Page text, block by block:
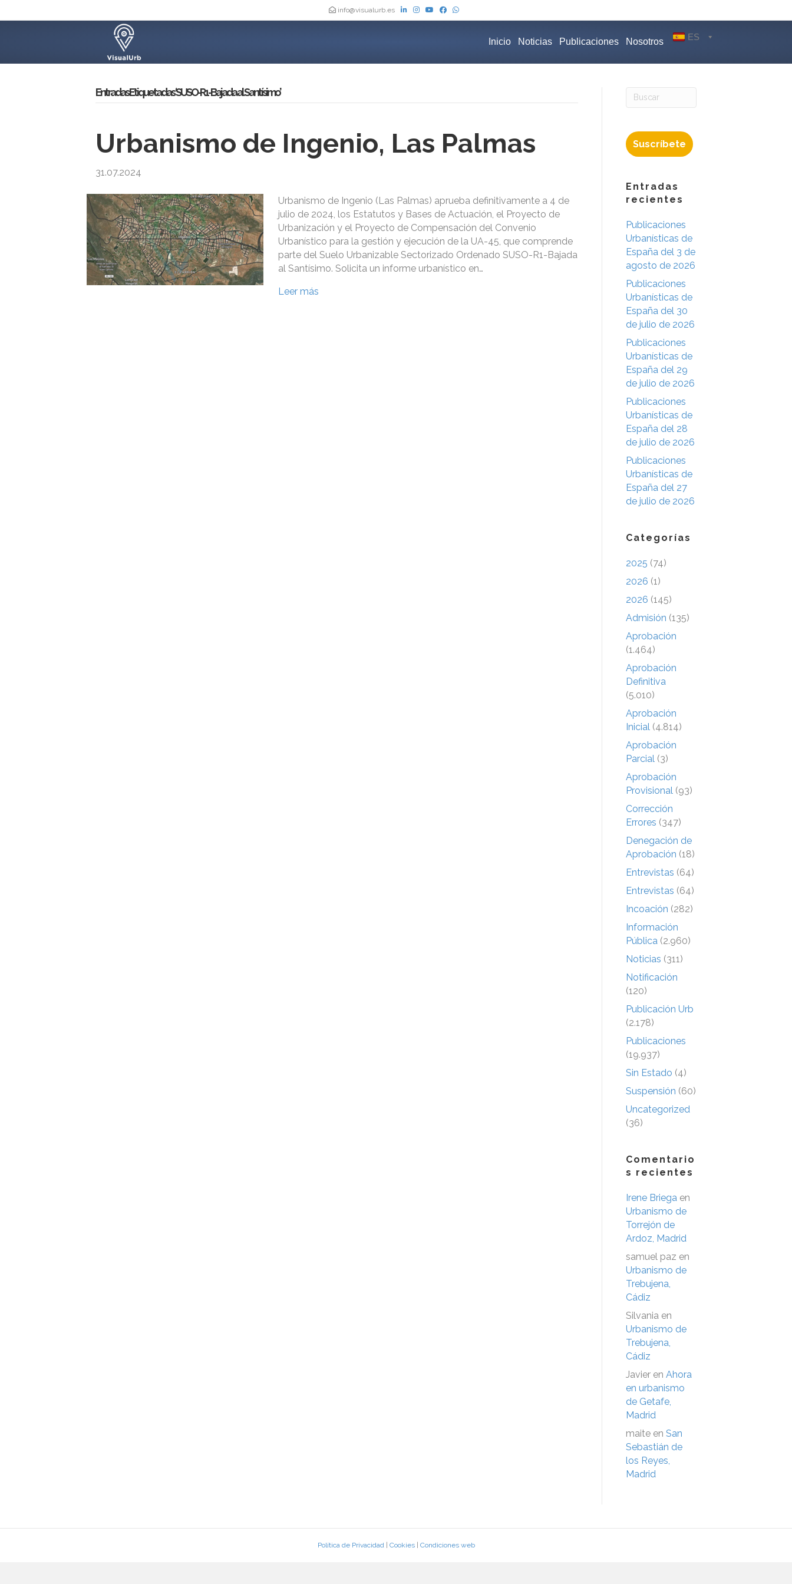
info@visualurb.es
Inicio Noticias Publicaciones Nosotros ES
Entradas Etiquetadas ‘SUSO-R1-Bajada al Santísimo’
Urbanismo de Ingenio, Las Palmas
31.07.2024
Urbanismo de Ingenio (Las Palmas) aprueba definitivamente a 4 de
julio de 2024, los Estatutos y Bases de Actuación, el Proyecto de
Urbanización y el Proyecto de Compensación del Convenio
Urbanístico para la gestión y ejecución de la UA-45, que comprende
parte del Suelo Urbanizable Sectorizado Ordenado SUSO-R1-Bajada
al Santísimo. Solicita un informe urbanístico en…
Leer más
Suscríbete
Entradas
recientes
Publicaciones
Urbanísticas de
España del 3 de
agosto de 2026
Publicaciones
Urbanísticas de
España del 30
de julio de 2026
Publicaciones
Urbanísticas de
España del 29
de julio de 2026
Publicaciones
Urbanísticas de
España del 28
de julio de 2026
Publicaciones
Urbanísticas de
España del 27
de julio de 2026
Categorías
2025 (74)
2026 (1)
2026 (145)
Admisión (135)
Aprobación
(1.464)
Aprobación
Definitiva
(5.010)
Aprobación
Inicial (4.814)
Aprobación
Parcial (3)
Aprobación
Provisional (93)
Corrección
Errores (347)
Denegación de
Aprobación (18)
Entrevistas (64)
Entrevistas (64)
Incoación (282)
Información
Pública (2.960)
Noticias (311)
Notificación
(120)
Publicación Urb
(2.178)
Publicaciones
(19.937)
Sin Estado (4)
Suspensión (60)
Uncategorized
(36)
Comentario
s recientes
Irene Briega en
Urbanismo de
Torrejón de
Ardoz, Madrid
samuel paz en
Urbanismo de
Trebujena,
Cádiz
Silvania en
Urbanismo de
Trebujena,
Cádiz
Javier en Ahora
en urbanismo
de Getafe,
Madrid
maite en San
Sebastián de
los Reyes,
Madrid
Política de Privacidad| Cookies| Condiciones web